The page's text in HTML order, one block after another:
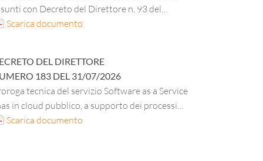
con Decreto del Direttore n. 93 del
ad oggetto “Convenzione per la fornitura
22– lotto 5 – Veneto”, per la sede e le
dell’ESU di Verona per il periodo
- 31.05.2026. CIG B6C124E69B.
Scarica documento
DEL DIRETTORE
183 DEL 31/07/2026
tecnica del servizio Software as a Service
in cloud pubblico, a supporto dei processi
per il Diritto allo Studio Universitario per il
Scarica documento